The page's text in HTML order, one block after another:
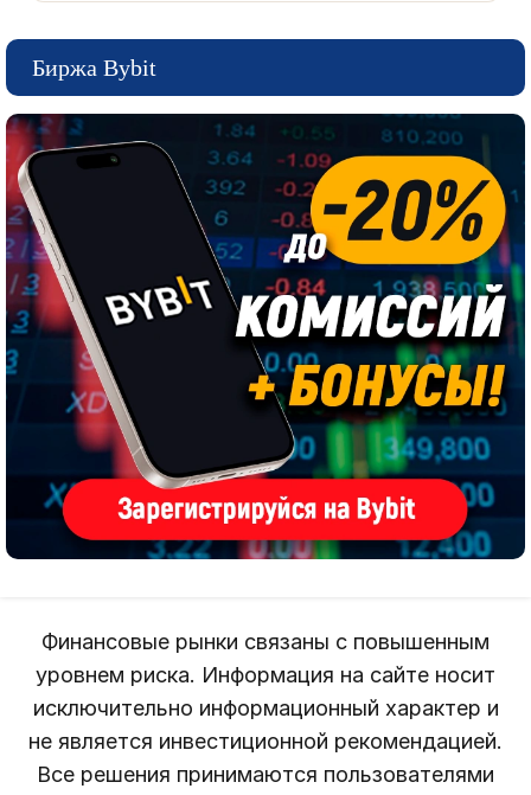
Биржа Bybit
Финансовые рынки связаны с повышенным
уровнем риска. Информация на сайте носит
исключительно информационный характер и
не является инвестиционной рекомендацией.
Все решения принимаются пользователями